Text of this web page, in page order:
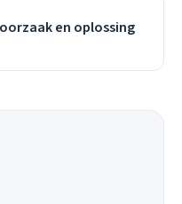
en oplossing